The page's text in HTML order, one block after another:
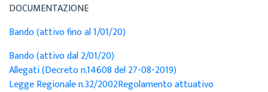
DOCUMENTAZIONE
Bando (attivo fino al 1/01/20)
Bando (attivo dal 2/01/20)
Allegati (Decreto n.14608 del 27-08-2019)
Legge Regionale n.32/2002Regolamento attuativo